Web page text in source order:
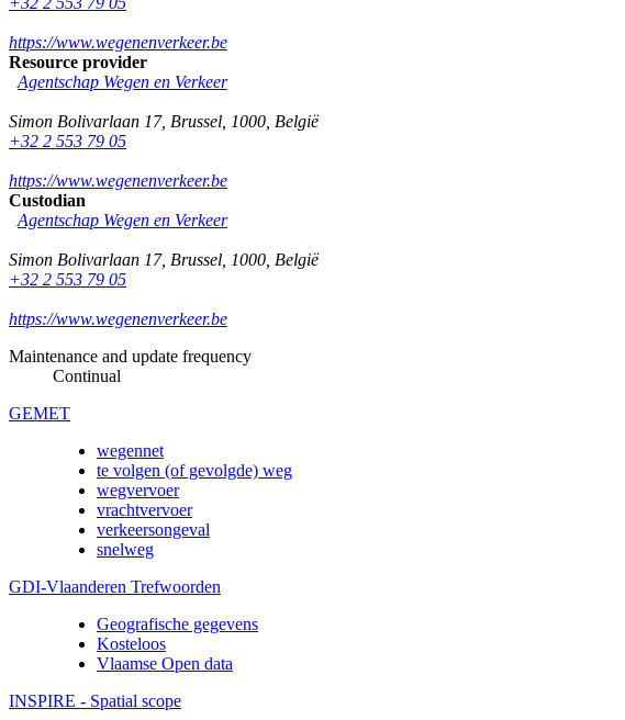
https://www.wegenenverkeer.be
Resource provider
Agentschap Wegen en Verkeer
Simon Bolivarlaan 17, Brussel 1000 België
+32 2 553 79 05
https://www.wegenenverkeer.be
Custodian
Agentschap Wegen en Verkeer
Simon Bolivarlaan 17, Brussel 1000 België
+32 2 553 79 05
https://www.wegenenverkeer.be
Maintenance and update frequency
Continual
GEMET
wegennet
te volgen (of gevolgde) weg
wegvervoer
vrachtvervoer
verkeersongeval
snelweg
GDI-Vlaanderen Trefwoorden
Geografische gegevens
Kosteloos
Vlaamse Open data
INSPIRE - Spatial scope